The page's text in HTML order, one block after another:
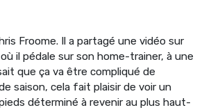
Froome. Il a partagé une vidéo sur
il pédale sur son home-trainer, à une
que ça va être compliqué de
saison, cela fait plaisir de voir un
déterminé à revenir au plus haut-